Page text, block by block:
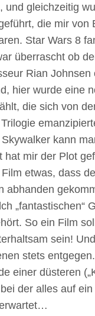
und gleichzeitig
die mir von
Star Wars 8
überrascht ob
Rian Johnsen
hier wurde eine
die sich von
kann
hat mir der Plot
etwas, dass
abhanden
„fantastischen“
So ein Film
sein!
stets
einer düsteren
der alles auf